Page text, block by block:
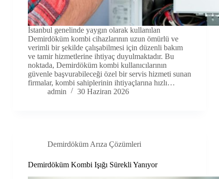
İstanbul genelinde yaygın olarak kullanılan
Demirdöküm kombi cihazlarının uzun ömürlü ve
verimli bir şekilde çalışabilmesi için düzenli bakım
ve tamir hizmetlerine ihtiyaç duyulmaktadır. Bu
noktada, Demirdöküm kombi kullanıcılarının
güvenle başvurabileceği özel bir servis hizmeti sunan
firmalar, kombi sahiplerinin ihtiyaçlarına hızlı…
admin
30 Haziran 2026
Demirdöküm Arıza Çözümleri
Demirdöküm Kombi Işığı Sürekli Yanıyor